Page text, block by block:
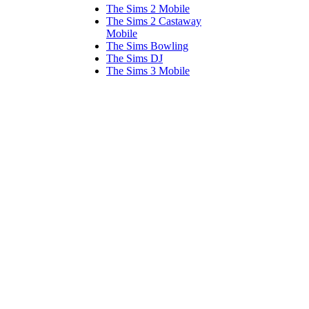
The Sims 2 Mobile
The Sims 2 Castaway
Mobile
The Sims Bowling
The Sims DJ
The Sims 3 Mobile